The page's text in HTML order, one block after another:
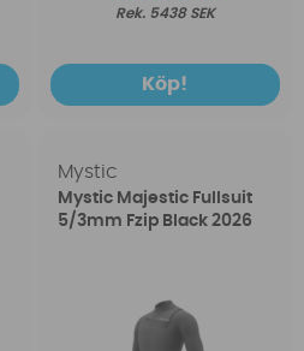
5438 SEK
Köp!
Mystic
Mystic Majestic Fullsuit
5/3mm Fzip Black 2026